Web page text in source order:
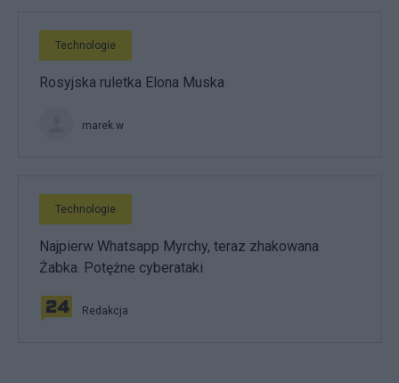
Technologie
Rosyjska ruletka Elona Muska
marek.w
Technologie
Najpierw Whatsapp Myrchy, teraz zhakowana
Żabka. Potężne cyberataki
Redakcja